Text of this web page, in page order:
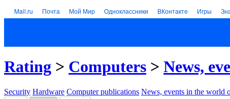
Mail.ru Почта Мой Мир Одноклассники ВКонтакте Игры
Rating > Computers > News,
Security Hardware Computer publications News, events in the world